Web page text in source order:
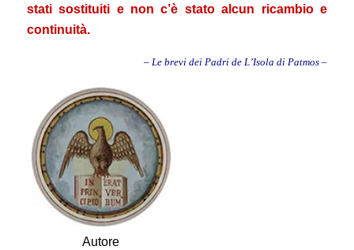
stati sostituiti e non c’è stato alcun ricambio e
continuità.
– Le brevi dei Padri de L’Isola di Patmos –
Autore